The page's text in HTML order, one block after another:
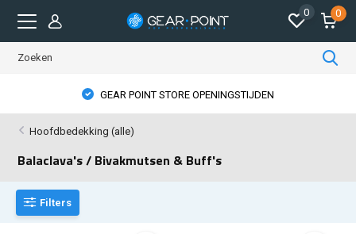
0 0
GEAR POINT STORE OPENINGSTIJDEN
Hoofdbedekking (alle)
Balaclava's / Bivakmutsen & Buff's
Filters